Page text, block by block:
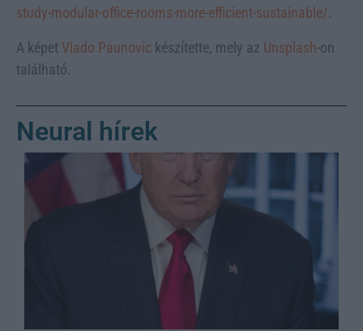
study-modular-office-rooms-more-efficient-sustainable/.
A képet Vlado Paunovic készítette, mely az Unsplash-on
található.
Neural hírek